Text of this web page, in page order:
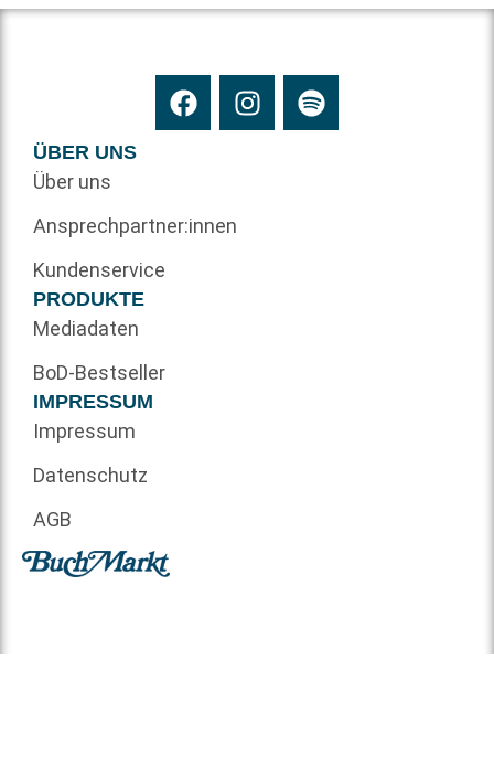
ÜBER UNS
Über uns
Ansprechpartner:innen
Kundenservice
PRODUKTE
Mediadaten
BoD-Bestseller
IMPRESSUM
Impressum
Datenschutz
AGB